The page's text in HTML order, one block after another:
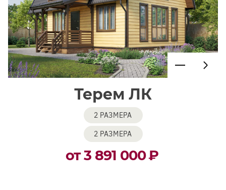
Терем ЛК
2 РАЗМЕРА
2 РАЗМЕРА
от 3 891 000₽